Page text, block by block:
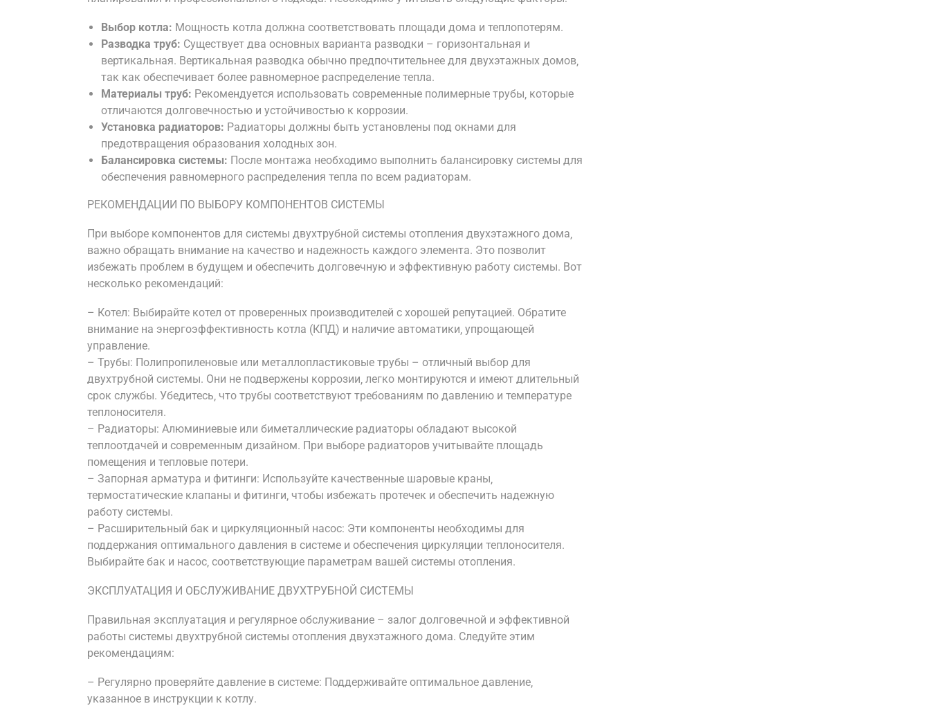
Выбор котла: Мощность котла должна соответствовать площади дома и теплопотерям.
Разводка труб: Существует два основных варианта разводки – горизонтальная и
вертикальная. Вертикальная разводка обычно предпочтительнее для двухэтажных домов‚
так как обеспечивает более равномерное распределение тепла.
Материалы труб: Рекомендуется использовать современные полимерные трубы‚ которые
отличаются долговечностью и устойчивостью к коррозии.
Установка радиаторов: Радиаторы должны быть установлены под окнами для
предотвращения образования холодных зон.
Балансировка системы: После монтажа необходимо выполнить балансировку системы для
обеспечения равномерного распределения тепла по всем радиаторам.
РЕКОМЕНДАЦИИ ПО ВЫБОРУ КОМПОНЕНТОВ СИСТЕМЫ
При выборе компонентов для системы двухтрубной системы отопления двухэтажного дома‚
важно обращать внимание на качество и надежность каждого элемента. Это позволит
избежать проблем в будущем и обеспечить долговечную и эффективную работу системы. Вот
несколько рекомендаций:
– Котел: Выбирайте котел от проверенных производителей с хорошей репутацией. Обратите
внимание на энергоэффективность котла (КПД) и наличие автоматики‚ упрощающей
управление.
– Трубы: Полипропиленовые или металлопластиковые трубы – отличный выбор для
двухтрубной системы. Они не подвержены коррозии‚ легко монтируются и имеют длительный
срок службы. Убедитесь‚ что трубы соответствуют требованиям по давлению и температуре
теплоносителя.
– Радиаторы: Алюминиевые или биметаллические радиаторы обладают высокой
теплоотдачей и современным дизайном. При выборе радиаторов учитывайте площадь
помещения и тепловые потери.
– Запорная арматура и фитинги: Используйте качественные шаровые краны‚
термостатические клапаны и фитинги‚ чтобы избежать протечек и обеспечить надежную
работу системы.
– Расширительный бак и циркуляционный насос: Эти компоненты необходимы для
поддержания оптимального давления в системе и обеспечения циркуляции теплоносителя.
Выбирайте бак и насос‚ соответствующие параметрам вашей системы отопления.
ЭКСПЛУАТАЦИЯ И ОБСЛУЖИВАНИЕ ДВУХТРУБНОЙ СИСТЕМЫ
Правильная эксплуатация и регулярное обслуживание – залог долговечной и эффективной
работы системы двухтрубной системы отопления двухэтажного дома. Следуйте этим
рекомендациям:
– Регулярно проверяйте давление в системе: Поддерживайте оптимальное давление‚
указанное в инструкции к котлу.